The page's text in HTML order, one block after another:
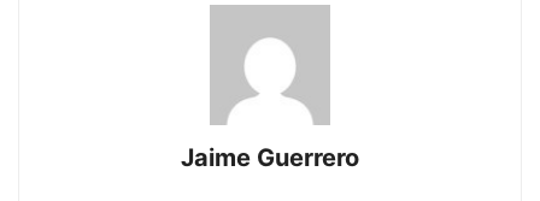
Jaime Guerrero